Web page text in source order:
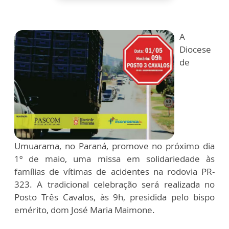
A
Diocese
de
Umuarama, no Paraná, promove no próximo dia
1º de maio, uma missa em solidariedade às
famílias de vítimas de acidentes na rodovia PR-
323. A tradicional celebração será realizada no
Posto Três Cavalos, às 9h, presidida pelo bispo
emérito, dom José Maria Maimone.